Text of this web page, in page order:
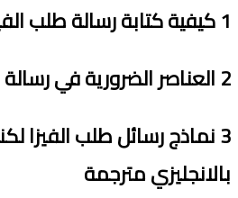
1كيفية كتابة رسالة طلب
2العناصر الضرورية في
3نماذج رسائل طلب الفيزا
بالانجليزي مترجمة